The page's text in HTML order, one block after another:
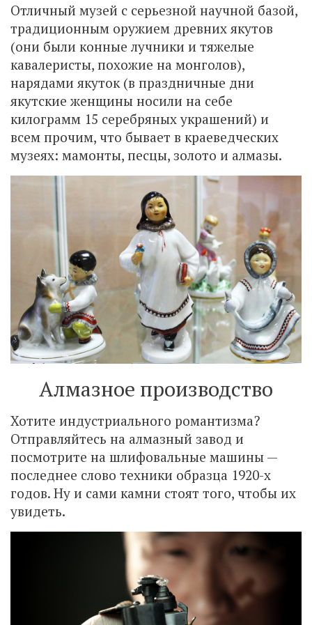
Отличный музей с серьезной научной базой,
традиционным оружием древних якутов
(они были конные лучники и тяжелые
кавалеристы, похожие на монголов),
нарядами якуток (в праздничные дни
якутские женщины носили на себе
килограмм 15 серебряных украшений) и
всем прочим, что бывает в краеведческих
музеях: мамонты, песцы, золото и алмазы.
Алмазное производство
Хотите индустриального романтизма?
Отправляйтесь на алмазный завод и
посмотрите на шлифовальные машины —
последнее слово техники образца 1920-х
годов. Ну и сами камни стоят того, чтобы их
увидеть.